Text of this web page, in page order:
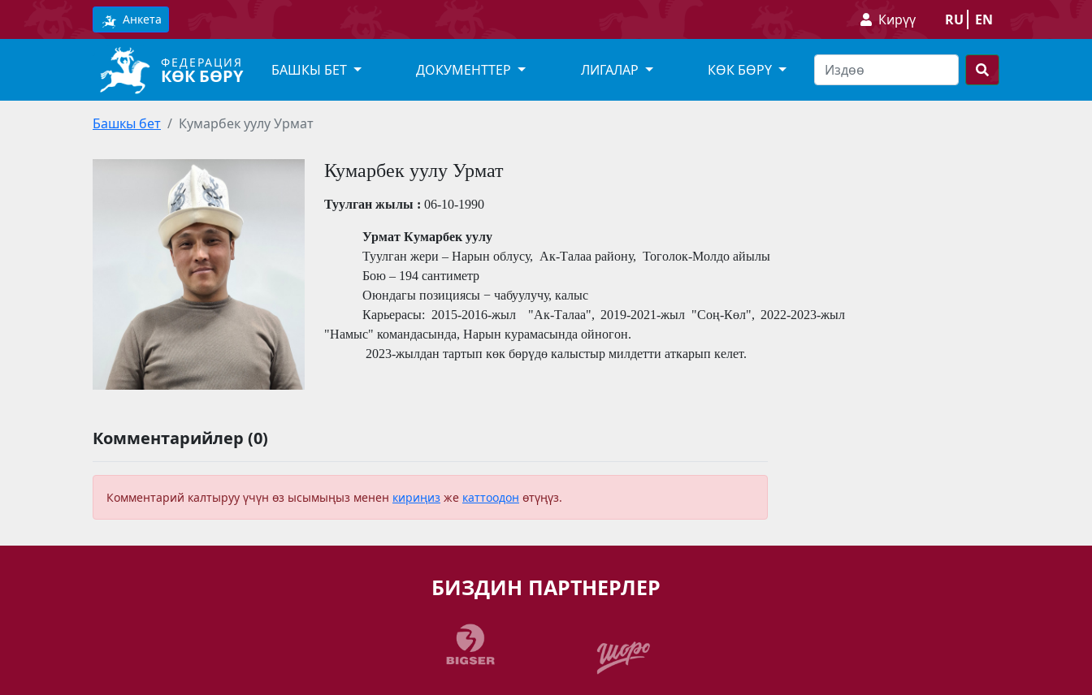
Анкета Кирүү RU EN
ФЕДЕРАЦИЯ
КӨК БӨРҮ БАШКЫ БЕТ ДОКУМЕНТТЕР ЛИГАЛАР КӨК БӨРҮ
Башкы бет Кумарбек уулу Урмат
Кумарбек уулу Урмат
Туулган жылы : 06-10-1990
Урмат Кумарбек уулу
Туулган жери – Нарын облусу, Ак-Талаа району, Тоголок-Молдо айылы
Бою – 194сантиметр
Оюндагы позициясы − чабуулучу, калыс
Карьерасы: 2015-2016-жыл "Ак-Талаа", 2019-2021-жыл "Соң-Көл", 2022-2023-жыл
"Намыс" командасында, Нарын курамасында ойногон.
2023-жылдан тартып көк бөрүдө калыстыр милдетти аткарып келет.
Комментарийлер (0)
Комментарий калтыруу үчүн өз ысымыңыз менен кириңиз же каттоодон өтүңүз.
БИЗДИН ПАРТНЕРЛЕР